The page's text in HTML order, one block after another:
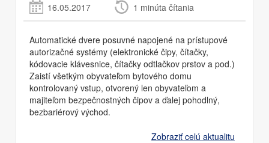
16.05.2017 1 minúta čítania
Automatické dvere posuvné napojené na prístupové
autorizačné systémy (elektronické čipy, čítačky,
kódovacie klávesnice, čítačky odtlačkov prstov a pod.)
Zaistí všetkým obyvateľom bytového domu
kontrolovaný vstup, otvorený len obyvateľom a
majiteľom bezpečnostných čipov a ďalej pohodlný,
bezbariérový východ.
Zobraziť celú aktualitu